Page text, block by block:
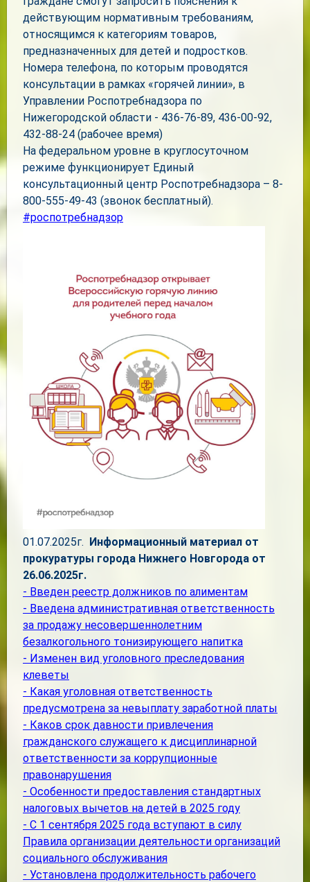
действующим нормативным требованиям,
относящимся к категориям товаров,
предназначенных для детей и подростков.
Номера телефона, по которым проводятся
консультации в рамках «горячей линии», в
Управлении Роспотребнадзора по
Нижегородской области - 436-76-89, 436-00-92,
432-88-24 (рабочее время)
На федеральном уровне в круглосуточном
режиме функционирует Единый
консультационный центр Роспотребнадзора – 8-
800-555-49-43 (звонок бесплатный).
#роспотребнадзор
01.07.2025г. Информационный материал от
прокуратуры города Нижнего Новгорода от
26.06.2025г.
- Введен реестр должников по алиментам
- Введена административная ответственность
за продажу несовершеннолетним
безалкогольного тонизирующего напитка
- Изменен вид уголовного преследования
клеветы
- Какая уголовная ответственность
предусмотрена за невыплату заработной платы
- Каков срок давности привлечения
гражданского служащего к дисциплинарной
ответственности за коррупционные
правонарушения
- Особенности предоставления стандартных
налоговых вычетов на детей в 2025 году
- С 1 сентября 2025 года вступают в силу
Правила организации деятельности организаций
социального обслуживания
- Установлена продолжительность рабочего